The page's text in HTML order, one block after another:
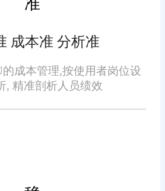
智能化的订单处理
度和准确性，减少
市场口碑
在实际操作中也
之处，例如在某些
统的响应速度较
准
成本准 分析准
成本管理,按使用者岗位设
, 精准剖析人员绩效